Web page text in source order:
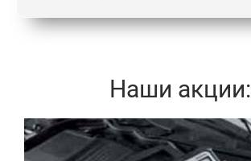
Наши акции:
Записаться